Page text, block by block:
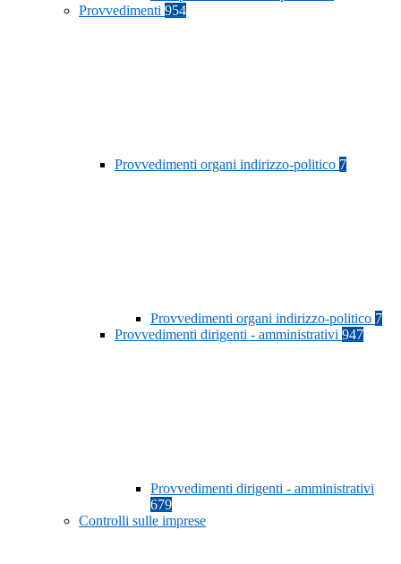
Provvedimenti 954
Provvedimenti organi indirizzo-politico 7
Provvedimenti organi indirizzo-politico 7
Provvedimenti dirigenti - amministrativi 947
Provvedimenti dirigenti - amministrativi
679
Controlli sulle imprese